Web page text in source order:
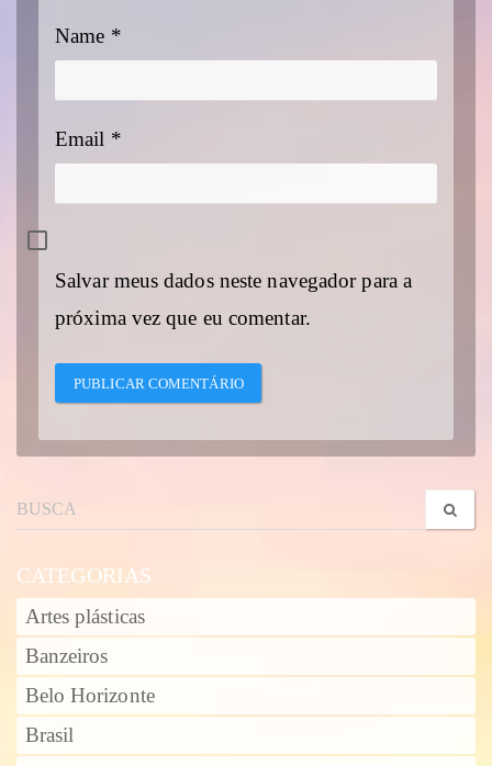
Name *
Email *
Salvar meus dados neste navegador para a
próxima vez que eu comentar.
CATEGORIAS
Artes plásticas
Banzeiros
Belo Horizonte
Brasil